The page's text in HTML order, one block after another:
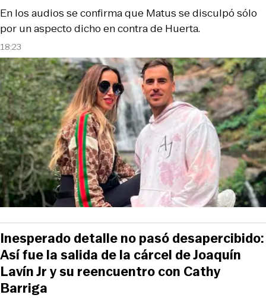
18:23
En los audios se confirma que Matus se disculpó sólo
por un aspecto dicho en contra de Huerta.
Inesperado detalle no pasó desapercibido:
Así fue la salida de la cárcel de Joaquín
Lavín Jr y su reencuentro con Cathy
Barriga